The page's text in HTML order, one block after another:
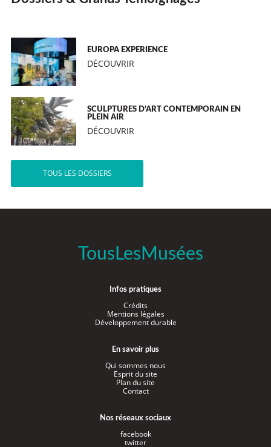
EUROPA EXPERIENCE
DÉCOUVRIR
SCULPTURES D’ART CONTEMPORAIN EN
PLEIN AIR
DÉCOUVRIR
TOUS LES DOSSIERS
TousLesMusées
Infos pratiques
Crédits
Mentions légales
Développement durable
En savoir plus
Qui sommes nous
Esprit du site
Plan du site
Contact
Nos réseaux sociaux
facebook
twitter